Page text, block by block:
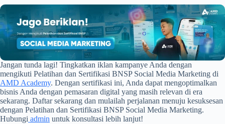
Jangan tunda lagi! Tingkatkan iklan kampanye Anda dengan
mengikuti Pelatihan dan Sertifikasi BNSP Social Media Marketing di
AMD Academy. Dengan sertifikasi ini, Anda dapat mengoptimalkan
bisnis Anda dengan pemasaran digital yang masih relevan di era
sekarang. Daftar sekarang dan mulailah perjalanan menuju kesuksesan
dengan Pelatihan dan Sertifikasi BNSP Social Media Marketing.
Hubungi admin untuk konsultasi lebih lanjut!